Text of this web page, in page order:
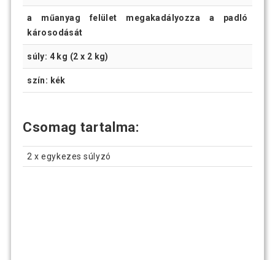
a műanyag felület megakadályozza a padló
károsodását
súly: 4 kg (2 x 2 kg)
szín: kék
Csomag tartalma:
2 x egykezes súlyzó